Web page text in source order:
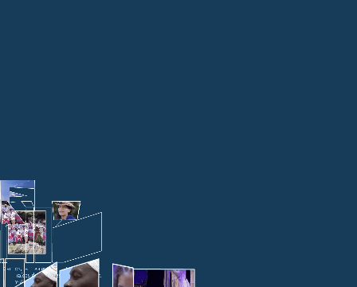
Cantos, tambores y
raíces de
resistencia
Pueblos en
resistencia, por una
vida en paz
Cosechando la
verdad